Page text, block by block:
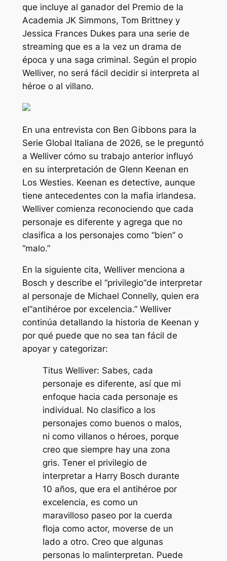
que incluye al ganador del Premio de la
Academia JK Simmons, Tom Brittney y
Jessica Frances Dukes para una serie de
streaming que es a la vez un drama de
época y una saga criminal. Según el propio
Welliver, no será fácil decidir si interpreta al
héroe o al villano.
En una entrevista con Ben Gibbons para la
Serie Global Italiana de 2026, se le preguntó
a Welliver cómo su trabajo anterior influyó
en su interpretación de Glenn Keenan en
Los Westies. Keenan es detective, aunque
tiene antecedentes con la mafia irlandesa.
Welliver comienza reconociendo que cada
personaje es diferente y agrega que no
clasifica a los personajes como “bien” o
“malo.”
En la siguiente cita, Welliver menciona a
Bosch y describe el “privilegio“de interpretar
al personaje de Michael Connelly, quien era
el”antihéroe por excelencia.” Welliver
continúa detallando la historia de Keenan y
por qué puede que no sea tan fácil de
apoyar y categorizar:
Titus Welliver: Sabes, cada
personaje es diferente, así que mi
enfoque hacia cada personaje es
individual. No clasifico a los
personajes como buenos o malos,
ni como villanos o héroes, porque
creo que siempre hay una zona
gris. Tener el privilegio de
interpretar a Harry Bosch durante
10 años, que era el antihéroe por
excelencia, es como un
maravilloso paseo por la cuerda
floja como actor, moverse de un
lado a otro. Creo que algunas
personas lo malinterpretan. Puede